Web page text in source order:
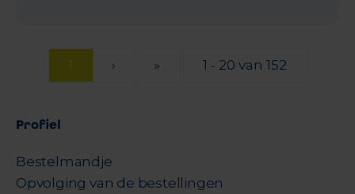
1 › » 1 - 20 van 152
Profiel
Bestelmandje
Opvolging van de bestellingen